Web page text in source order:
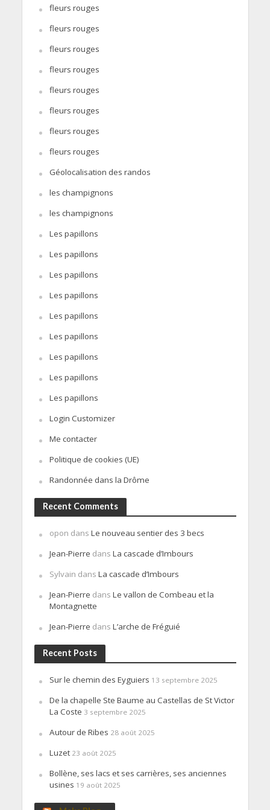
fleurs rouges
fleurs rouges
fleurs rouges
fleurs rouges
fleurs rouges
fleurs rouges
fleurs rouges
fleurs rouges
Géolocalisation des randos
les champignons
les champignons
Les papillons
Les papillons
Les papillons
Les papillons
Les papillons
Les papillons
Les papillons
Les papillons
Les papillons
Login Customizer
Me contacter
Politique de cookies (UE)
Randonnée dans la Drôme
Recent Comments
opon dans Le nouveau sentier des 3 becs
Jean-Pierre dans La cascade d’Imbours
Sylvain dans La cascade d’Imbours
Jean-Pierre dans Le vallon de Combeau et la
Montagnette
Jean-Pierre dans L’arche de Fréguié
Recent Posts
Sur le chemin des Eyguiers 13 septembre 2025
De la chapelle Ste Baume au Castellas de St Victor
La Coste 3 septembre 2025
Autour de Ribes 28 août 2025
Luzet 23 août 2025
Bollène, ses lacs et ses carrières, ses anciennes
usines 19 août 2025